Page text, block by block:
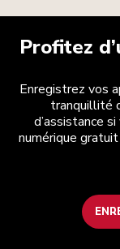
Profitez
Enregistrez vos
tranquillité
d’assistance
numérique